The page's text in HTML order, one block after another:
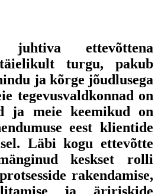
juhtiva ettevõttena
turgu, pakub
ja kõrge jõudlusega
tegevusvaldkonnad on
ja meie keemikud on
eest klientide
Läbi kogu ettevõtte
keskset rolli
rakendamise,